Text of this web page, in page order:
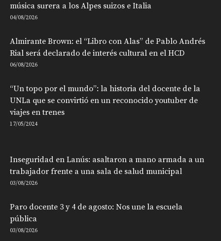
música surera a los Alpes suizos e Italia
04/08/2026
Almirante Brown: el “Libro con Alas” de Pablo Andrés
Rial será declarado de interés cultural en el HCD
06/08/2026
“Un topo por el mundo”: la historia del docente de la
UNLa que se convirtió en un reconocido youtuber de
viajes en trenes
17/05/2024
Inseguridad en Lanús: asaltaron a mano armada a un
trabajador frente a una sala de salud municipal
03/08/2026
Paro docente 3 y 4 de agosto: Nos une la escuela
pública
03/08/2026